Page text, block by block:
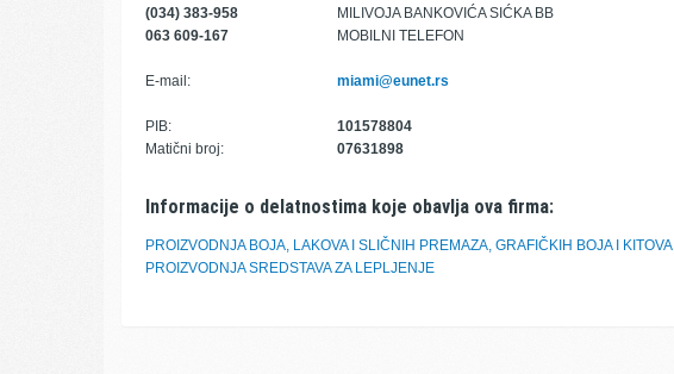
(034) 383-958
MILIVOJA BANKOVIĆA SIĆKA BB
063 609-167
MOBILNI TELEFON
E-mail: miami@eunet.rs
PIB:
101578804
Matični broj:
07631898
Informacije o delatnostima koje obavlja ova firma:
PROIZVODNJA BOJA, LAKOVA I SLIČNIH PREMAZA, GRAFIČKIH BOJA I KITOVA
PROIZVODNJA SREDSTAVA ZA LEPLJENJE